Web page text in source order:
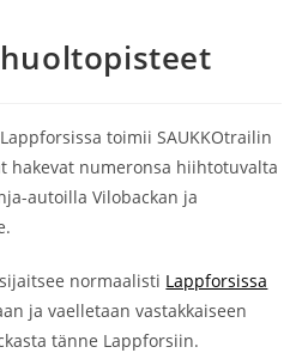
toimii SAUKKOtrailin
hakevat numeronsa hiihtotuvalta
autoilla Vilobackan ja
normaalisti Lappforsissa
ja vaelletaan vastakkaiseen
tänne Lappforsiin.